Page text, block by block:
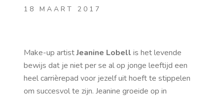
18 MAART 2017
Make-up artistJeanine Lobell is het levende
bewijs dat je niet per se al op jonge leeftijd een
heel carrièrepad voor jezelf uit hoeft te stippelen
om succesvol te zijn. Jeanine groeide op in